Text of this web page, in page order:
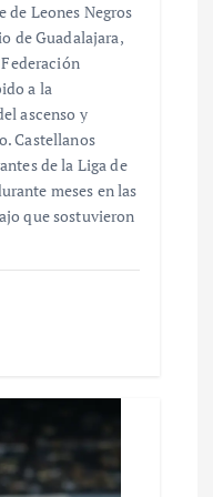
de Leones Negros
de Guadalajara,
a la
ascenso y
Castellanos
de la Liga de
meses en las
que sostuvieron